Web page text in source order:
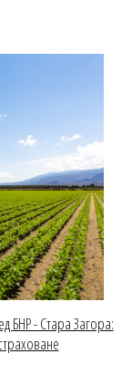
БНР - Стара Загора: